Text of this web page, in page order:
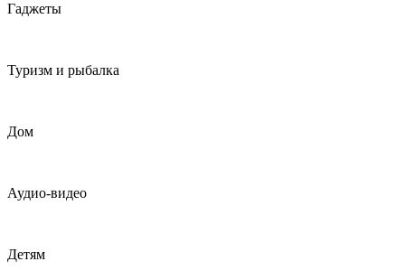
Гаджеты
Туризм и рыбалка
Дом
Аудио-видео
Детям